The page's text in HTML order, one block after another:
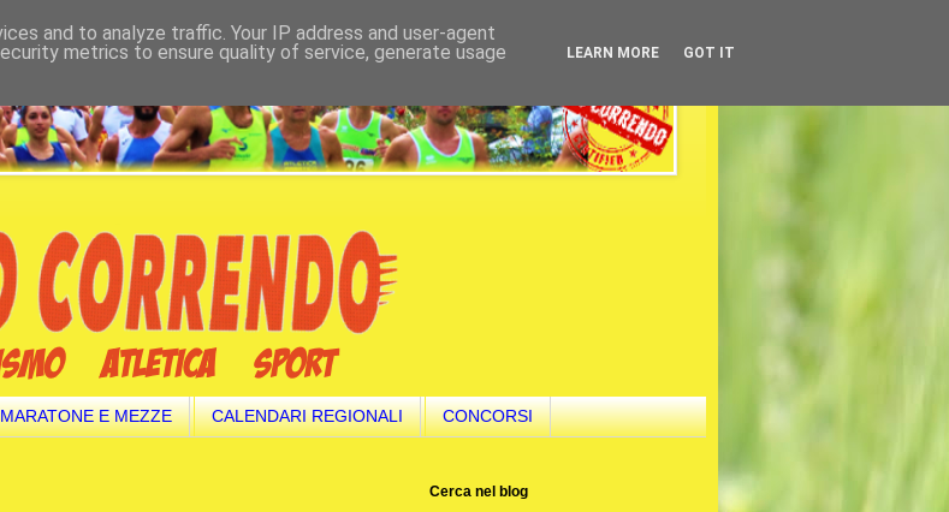
E MEZZE CALENDARI REGIONALI CONCORSI
Cerca nel blog
and to analyze traffic. Your IP address and user-agent
metrics to ensure quality of service, generate usage
LEARN MORE GOT IT